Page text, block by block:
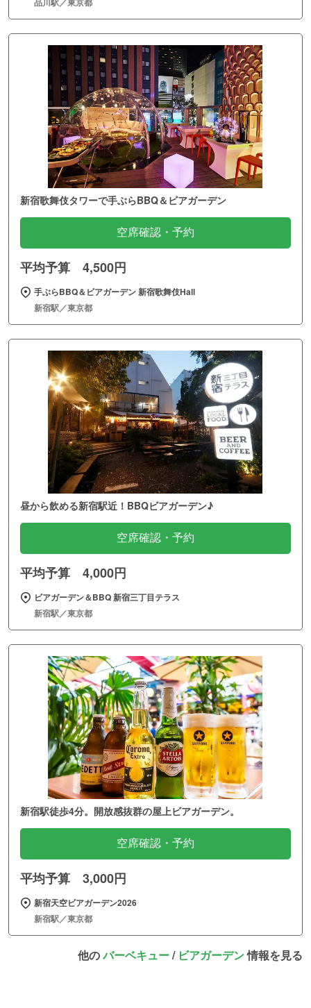
新宿歌舞伎タワーで手ぶらBBQ＆ビアガーデン
空席確認・予約
平均予算 4,500円
手ぶらBBQ＆ビアガーデン 新宿歌舞伎Hall
新宿駅／東京都
昼から飲める新宿駅近！BBQビアガーデン♪
空席確認・予約
平均予算 4,000円
ビアガーデン＆BBQ 新宿三丁目テラス
新宿駅／東京都
新宿駅徒歩4分。開放感抜群の屋上ビアガーデン。
空席確認・予約
平均予算 3,000円
新宿天空ビアガーデン2026
新宿駅／東京都
他のバーベキュー/ ビアガーデン情報を見る